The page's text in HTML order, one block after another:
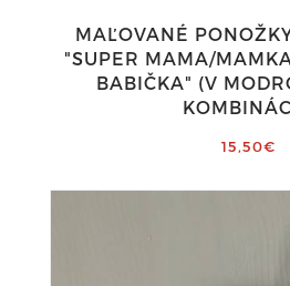
MAĽOVANÉ
"SUPER MAMA/
BABIČKA" (V
15,50€